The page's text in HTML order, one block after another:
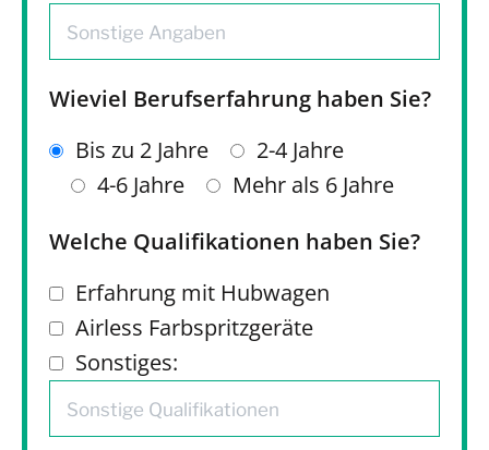
Wieviel Berufserfahrung haben Sie?
Bis zu 2 Jahre
2-4 Jahre
4-6 Jahre
Mehr als 6 Jahre
Welche Qualifikationen haben Sie?
Erfahrung mit Hubwagen
Airless Farbspritzgeräte
Sonstiges: